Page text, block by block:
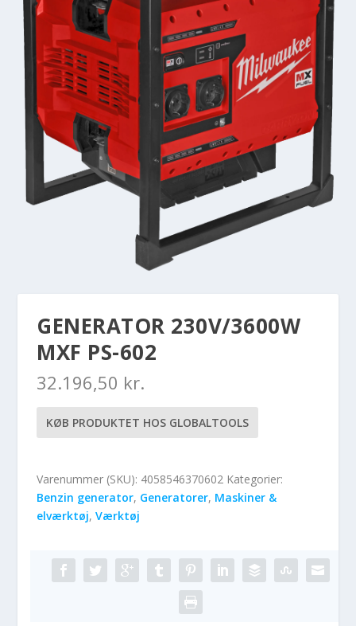
GENERATOR 230V/3600W
MXF PS-602
32.196,50 kr.
KØB PRODUKTET HOS GLOBALTOOLS
Varenummer (SKU): 4058546370602 Kategorier:
Benzin generator, Generatorer, Maskiner &
elværktøj,Værktøj